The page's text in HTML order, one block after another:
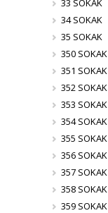
33 SOKAK
34 SOKAK
35 SOKAK
350 SOKAK
351 SOKAK
352 SOKAK
353 SOKAK
354 SOKAK
355 SOKAK
356 SOKAK
357 SOKAK
358 SOKAK
359 SOKAK